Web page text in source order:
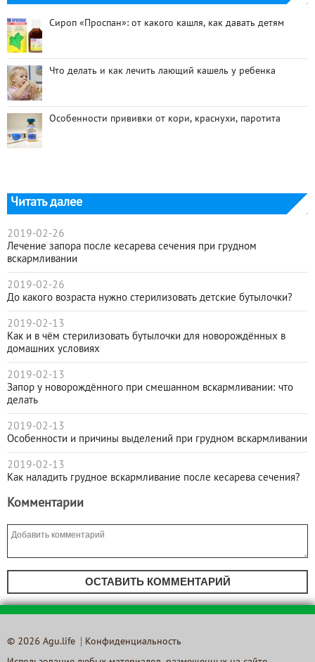
Сироп «Проспан»: от какого кашля, как давать детям
Что делать и как лечить лающий кашель у ребенка
Особенности прививки от кори, краснухи, паротита
Читать далее
2019-02-26
Лечение запора после кесарева сечения при грудном
вскармливании
2019-02-26
До какого возраста нужно стерилизовать детские бутылочки?
2019-02-13
Как и в чём стерилизовать бутылочки для новорождённых в
домашних условиях
2019-02-13
Запор у новорождённого при смешанном вскармливании: что
делать
2019-02-13
Особенности и причины выделений при грудном вскармливании
2019-02-13
Как наладить грудное вскармливание после кесарева сечения?
Комментарии
ОСТАВИТЬ КОММЕНТАРИЙ
© 2026 Agu.life Конфиденциальность